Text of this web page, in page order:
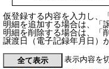
仮登録する内容を入力し、
明細を追加する場合は、「
明細を削除する場合は、「
譲渡日（電子記録年月日）
表示内容を